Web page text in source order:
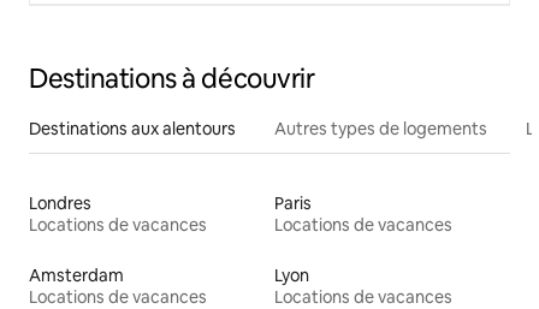
Destinations à découvrir
Destinations aux alentours Autres types de logements
Londres
Locations de vacances
Paris
Locations de vacances
Amsterdam
Locations de vacances
Lyon
Locations de vacances